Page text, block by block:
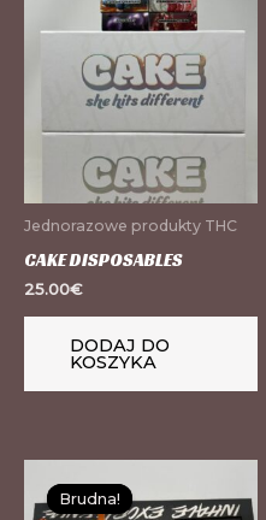
Jednorazowe produkty THC
CAKE DISPOSABLES
25.00€
DODAJ DO
KOSZYKA
Brudna!
Brudna!